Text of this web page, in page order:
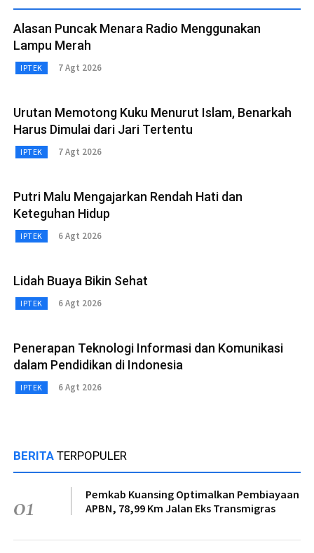
Alasan Puncak Menara Radio Menggunakan
Lampu Merah
IPTEK 7 Agt 2026
Urutan Memotong Kuku Menurut Islam, Benarkah
Harus Dimulai dari Jari Tertentu
IPTEK 7 Agt 2026
Putri Malu Mengajarkan Rendah Hati dan
Keteguhan Hidup
IPTEK 6 Agt 2026
Lidah Buaya Bikin Sehat
IPTEK 6 Agt 2026
Penerapan Teknologi Informasi dan Komunikasi
dalam Pendidikan di Indonesia
IPTEK 6 Agt 2026
BERITA TERPOPULER
01
Pemkab Kuansing Optimalkan Pembiayaan
APBN, 78,99 Km Jalan Eks Transmigras